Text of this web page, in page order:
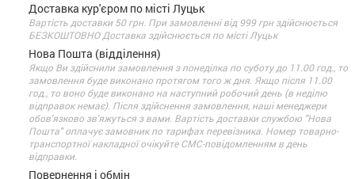
Доставка кур'єром по місті Луцьк
Вартість доставки 50 грн. При замовленні від 999 грн здійснюється
БЕЗКОШТОВНО Доставка здійснюється по місті Луцьк
Нова Пошта (відділення)
Якщо Ви здійснили замовлення з понеділка по суботу до 11.00 год., то
замовлення буде виконано протягом того ж дня. Якщо після 11.00
год., то воно буде виконано на наступний робочий день (в неділю
відправок немає). Після здійснення замовлення, наші менеджери
обов'язково зв'яжуться з вами. Вартість доставки службою "Нова
Пошта" оплачує замовник по тарифах перевізника. Номер товарно-
транспортної накладної очікуйте СМС-повідомленням в день
відправки.
Повернення і обмін